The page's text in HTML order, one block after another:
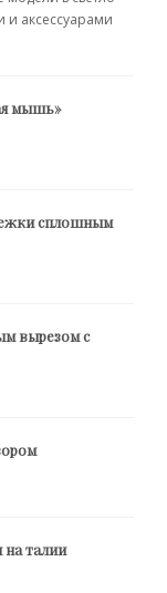
аксессуарами
мышь»
сплошным
вырезом с
на талии